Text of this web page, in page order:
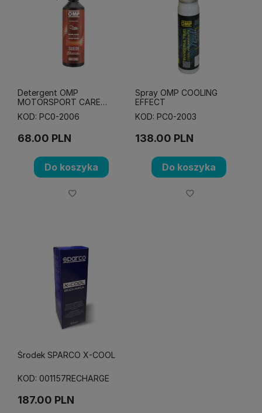
Detergent OMP
MOTORSPORT CARE
SUEDE - do zamszu
KOD: PC0-2006
68.00 PLN
Do koszyka
Spray OMP COOLING
EFFECT
KOD: PC0-2003
138.00 PLN
Do koszyka
Środek SPARCO X-COOL
KOD: 001157RECHARGE
187.00 PLN